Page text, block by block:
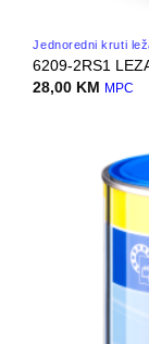
Jednoredni kruti
6209-2RS1
28,00 KM MPC